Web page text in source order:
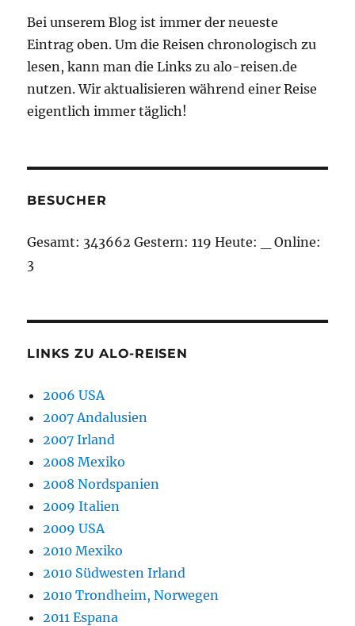
Bei unserem Blog ist immer der neueste
Eintrag oben. Um die Reisen chronologisch zu
lesen, kann man die Links zu alo-reisen.de
nutzen. Wir aktualisieren während einer Reise
eigentlich immer täglich!
BESUCHER
Gesamt: 343662 Gestern:119 Heute:
Online:
3
LINKS ZU ALO-REISEN
2006 USA
2007 Andalusien
2007 Irland
2008 Mexiko
2008 Nordspanien
2009 Italien
2009 USA
2010 Mexiko
2010 Südwesten Irland
2010 Trondheim, Norwegen
2011 Espana